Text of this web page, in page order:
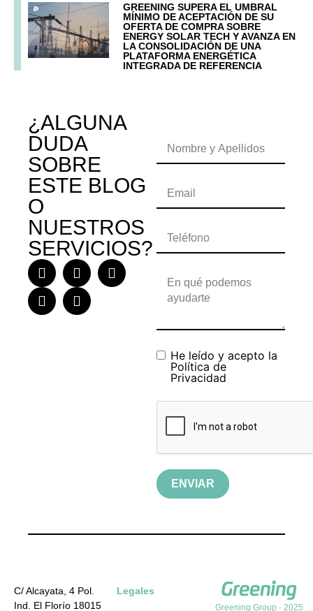
GREENING SUPERA EL UMBRAL
MÍNIMO DE ACEPTACIÓN DE SU
OFERTA DE COMPRA SOBRE
ENERGY SOLAR TECH Y AVANZA EN
LA CONSOLIDACIÓN DE UNA
PLATAFORMA ENERGÉTICA
INTEGRADA DE REFERENCIA
¿ALGUNA
DUDA
SOBRE
ESTE BLOG
O
NUESTROS
SERVICIOS?
He leído y acepto la
Política de
Privacidad
ENVIAR
C/ Alcayata, 4 Pol.
Ind. El Florío 18015
Legales
Greening Group · 2025